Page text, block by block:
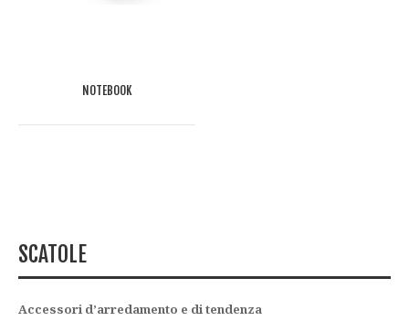
NOTEBOOK
SCATOLE
Accessori d’arredamento e di tendenza